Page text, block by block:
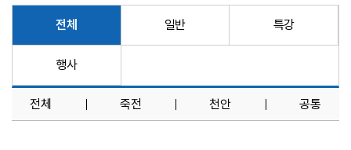
전체 일반 특강
행사
전체 죽전 천안 공통